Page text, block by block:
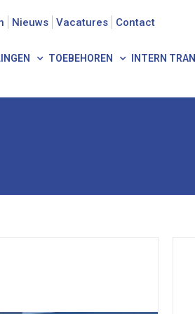
Nieuws Vacatures Contact
TOEBEHOREN INTERN